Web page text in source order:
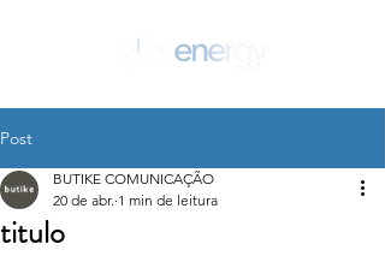
Post
titulo
BUTIKE COMUNICAÇÃO
20 de abr. 1 min de leitura